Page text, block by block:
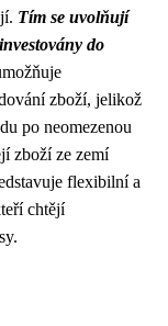
Tím se uvolňují
do
zboží, jelikož
po neomezenou
zboží ze zemí
flexibilní a
chtějí